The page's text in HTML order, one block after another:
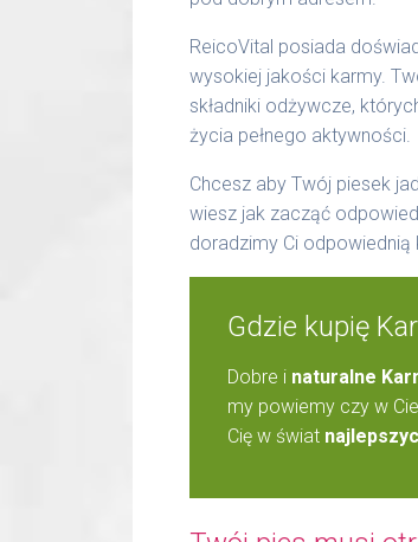
ReicoVital posiada
wysokiej jakości karmy.
składniki odżywcze,
życia pełnego aktywności.
Chcesz aby Twój piesek
wiesz jak zacząć
doradzimy Ci odpowiednią
Gdzie kupię
Dobre i naturalne
my powiemy czy w
Cię w świat